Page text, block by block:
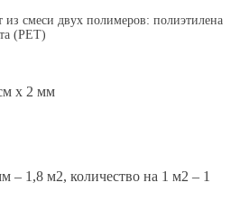
из смеси двух полимеров: полиэтилена
(PET)
х 2 мм
– 1,8 м2, количество на 1 м2 – 1